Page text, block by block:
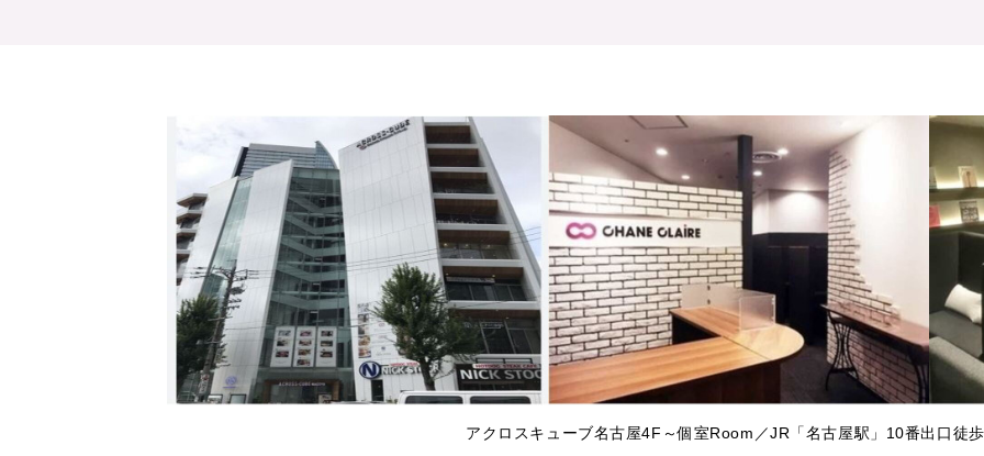
アクロスキューブ名古屋4F～個室Room／JR「名古屋駅」10番出口徒